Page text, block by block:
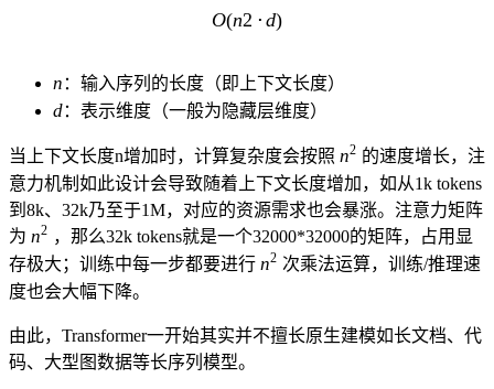
O(n2⋅d)
O(n2 ⋅ d)
n
n ：输入序列的长度（即上下文长度）
d
d：表示维度（一般为隐藏层维度）
当上下文长度n增加时，计算复杂度会按照 n^2
n2 的速度增长，注
意力机制如此设计会导致随着上下文长度增加，如从1k tokens
到8k、32k乃至于1M，对应的资源需求也会暴涨。注意力矩阵
为 n^2
n2 ，那么32k tokens就是一个32000*32000的矩阵，占用显
存极大；训练中每一步都要进行 n^2
n2 次乘法运算，训练/推理速
度也会大幅下降。
由此，Transformer一开始其实并不擅长原生建模如长文档、代
码、大型图数据等长序列模型。